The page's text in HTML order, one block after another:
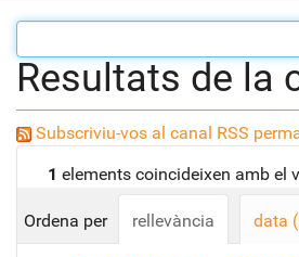
Resultats de la
Subscriviu-vos al canal RSS
1 elements coincideixen amb el
Ordena per rellevància data